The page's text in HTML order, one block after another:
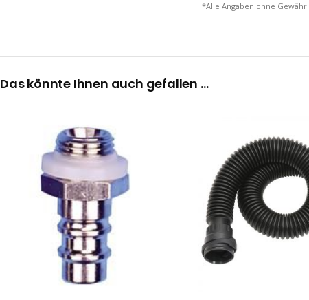
*Alle Angaben ohne Gewähr.
Das könnte Ihnen auch gefallen …